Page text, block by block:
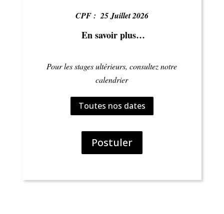
CPF : 25 Juillet 2026
En savoir plus…
Pour les stages ultérieurs, consultez notre
calendrier
Toutes nos dates
Postuler